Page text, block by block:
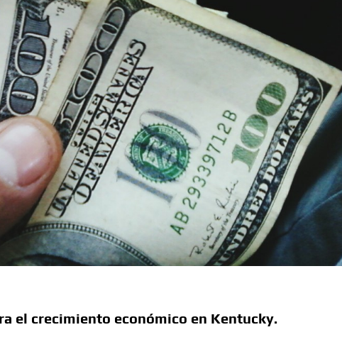
el crecimiento económico en Kentucky.